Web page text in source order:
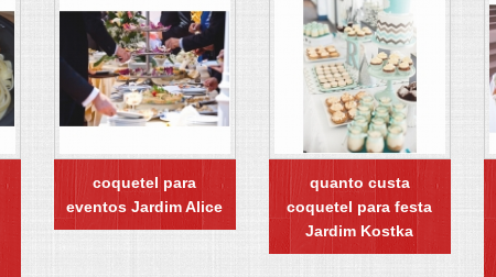
coquetel para
eventos Jardim Alice
quanto custa
coquetel para festa
Jardim Kostka